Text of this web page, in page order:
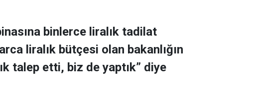
binlerce liralık tadilat
liralık bütçesi olan bakanlığın
talep etti, biz de yaptık” diye